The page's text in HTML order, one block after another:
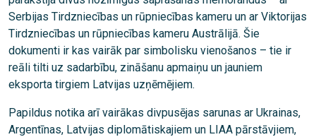
Serbijas Tirdzniecības un rūpniecības kameru un ar Viktorijas
Tirdzniecības un rūpniecības kameru Austrālijā. Šie
dokumenti ir kas vairāk par simbolisku vienošanos – tie ir
reāli tilti uz sadarbību, zināšanu apmaiņu un jauniem
eksporta tirgiem Latvijas uzņēmējiem.
Papildus notika arī vairākas divpusējas sarunas ar Ukrainas,
Argentīnas, Latvijas diplomātiskajiem un LIAA pārstāvjiem,